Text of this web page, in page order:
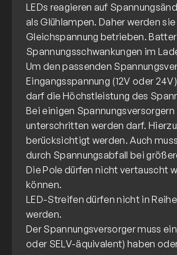
LEDs reagieren auf
als Glühlampen. Daher werden
Gleichspannung betrieben.
Spannungsschwankungen im
Um den passenden
Eingangsspannung (12V oder
darf die Höchstleistung des
Bei einigen
unterschritten werden darf.
berücksichtigt werden. Auch
durch Spannungsabfall bei
Die Pole dürfen nicht vertauscht
können.
LED-Streifen dürfen nicht in
werden.
Der Spannungsversorger muss
oder SELV-äquivalent) haben